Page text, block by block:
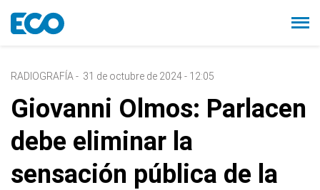
RADIOGRAFÍA - 31 de octubre de 2024 - 12:05
Giovanni Olmos: Parlacen
debe eliminar la
sensación pública de la